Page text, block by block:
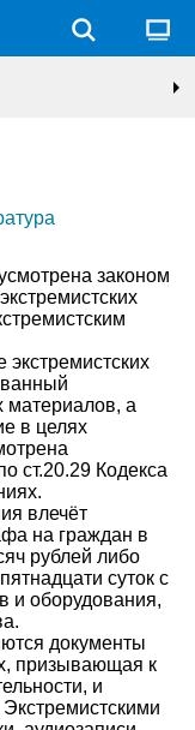
законом
материалов, а
в целях
ст.20.29 Кодекса
влечёт
на граждан в
рублей либо
суток с
и оборудования,
документы
призывающая к
и